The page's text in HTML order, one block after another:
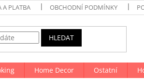
A PLATBA OBCHODNÍ PODMÍNKY
HLEDAT
Home Decor Ostatní